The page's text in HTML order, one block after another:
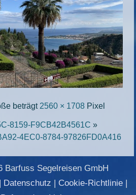
beträgt 2560 × 1708Pixel
8159-F9CB42B4561C »
4EC0-8784-97826FD0A416
Barfuss Segelreisen GmbH
| Datenschutz | Cookie-Richtlinie|